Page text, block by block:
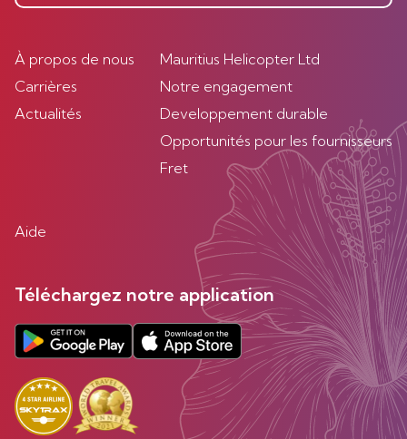
À propos de nous
Carrières
Actualités
Mauritius Helicopter Ltd
Notre engagement
Developpement durable
Opportunités pour les fournisseurs
Fret
Aide
Téléchargez notre application